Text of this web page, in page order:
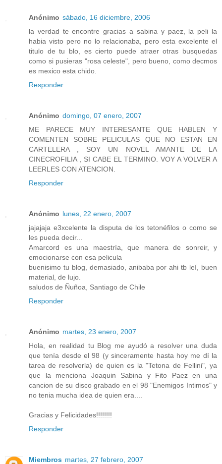
Anónimo sábado, 16 diciembre, 2006
la verdad te encontre gracias a sabina y paez, la peli la
habia visto pero no lo relacionaba, pero esta excelente el
titulo de tu blo, es cierto puede atraer otras busquedas
como si pusieras "rosa celeste", pero bueno, como decmos
es mexico esta chido.
Responder
Anónimo domingo, 07 enero, 2007
ME PARECE MUY INTERESANTE QUE HABLEN Y
COMENTEN SOBRE PELICULAS QUE NO ESTAN EN
CARTELERA , SOY UN NOVEL AMANTE DE LA
CINECROFILIA , SI CABE EL TERMINO. VOY A VOLVER A
LEERLES CON ATENCION.
Responder
Anónimo lunes, 22 enero, 2007
jajajaja e3xcelente la disputa de los tetonéfilos o como se
les pueda decir...
Amarcord es una maestría, que manera de sonreir, y
emocionarse con esa pelicula
buenisimo tu blog, demasiado, anibaba por ahi tb leí, buen
material, de lujo.
saludos de Ñuñoa, Santiago de Chile
Responder
Anónimo martes, 23 enero, 2007
Hola, en realidad tu Blog me ayudó a resolver una duda
que tenía desde el 98 (y sinceramente hasta hoy me dí la
tarea de resolverla) de quien es la "Tetona de Fellini", ya
que la menciona Joaquin Sabina y Fito Paez en una
cancion de su disco grabado en el 98 "Enemigos Intimos" y
no tenia mucha idea de quien era....
Gracias y Felicidades!!!!!!!!
Responder
Miembros martes, 27 febrero, 2007